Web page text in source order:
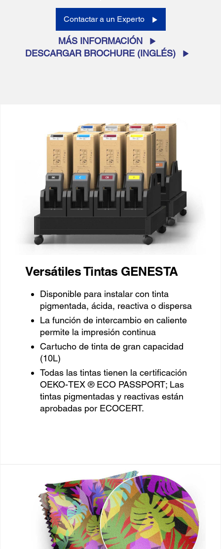
Contactar a un Experto
MÁS INFORMACIÓN
DESCARGAR BROCHURE (INGLÉS)
Versátiles Tintas GENESTA
Disponible para instalar con tinta
pigmentada, ácida, reactiva o dispersa
La función de intercambio en caliente
permite la impresión continua
Cartucho de tinta de gran capacidad
(10L)
Todas las tintas tienen la certificación
OEKO-TEX ® ECO PASSPORT; Las
tintas pigmentadas y reactivas están
aprobadas por ECOCERT.